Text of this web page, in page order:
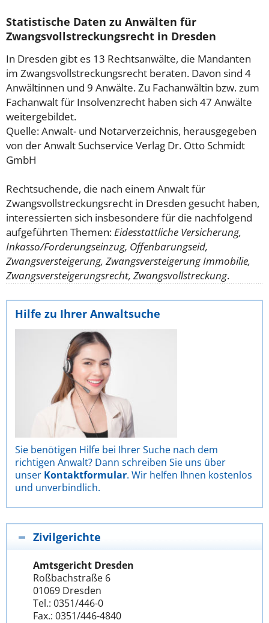
Statistische Daten zu Anwälten für
Zwangsvollstreckungsrecht in Dresden
In Dresden gibt es 13 Rechtsanwälte, die Mandanten
im Zwangsvollstreckungsrecht beraten. Davon sind 4
Anwältinnen und 9 Anwälte. Zu Fachanwältin bzw. zum
Fachanwalt für Insolvenzrecht haben sich 47 Anwälte
weitergebildet.
Quelle: Anwalt- und Notarverzeichnis, herausgegeben
von der Anwalt Suchservice Verlag Dr. Otto Schmidt
GmbH
Rechtsuchende, die nach einem Anwalt für
Zwangsvollstreckungsrecht in Dresden gesucht haben,
interessierten sich insbesondere für die nachfolgend
aufgeführten Themen:Eidesstattliche Versicherung,
Inkasso/Forderungseinzug, Offenbarungseid,
Zwangsversteigerung, Zwangsversteigerung Immobilie,
Zwangsversteigerungsrecht, Zwangsvollstreckung.
Hilfe zu Ihrer Anwaltsuche
Sie benötigen Hilfe bei Ihrer Suche nach dem
richtigen Anwalt? Dann schreiben Sie uns über
unser Kontaktformular. Wir helfen Ihnen kostenlos
und unverbindlich.
Zivilgerichte
Amtsgericht Dresden
Roßbachstraße 6
01069 Dresden
Tel.: 0351/446-0
Fax.: 0351/446-4840